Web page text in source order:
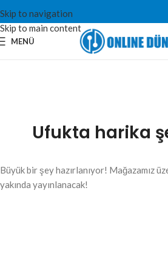
Skip to navigation
Skip to main content
MENÜ
Ufukta harika
Büyük bir şey hazırlanıyor! Mağazamız
yakında yayınlanacak!